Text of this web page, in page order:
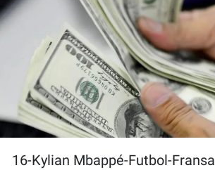
16-Kylian Mbappé-Futbol-Fransa